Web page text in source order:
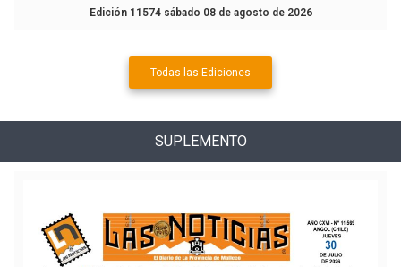
Edición 11574 sábado 08 de agosto de 2026
Todas las Ediciones
SUPLEMENTO